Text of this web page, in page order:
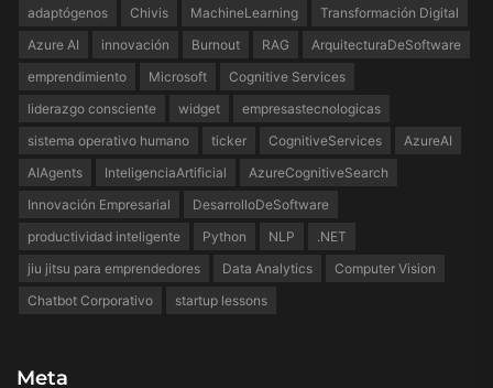
adaptógenos
Chivis MachineLearning
Transformación Digital
Azure AI
innovación Burnout RAG
ArquitecturaDeSoftware
emprendimiento
Microsoft
Cognitive Services
liderazgo consciente
widget
empresastecnologicas
sistema operativo humano
ticker CognitiveServices
AzureAI
AIAgents
InteligenciaArtificial
AzureCognitiveSearch
Innovación Empresarial
DesarrolloDeSoftware
productividad inteligente
Python NLP
.NET
jiu jitsu para emprendedores
Data Analytics
Computer Vision
Chatbot Corporativo
startup lessons
Meta